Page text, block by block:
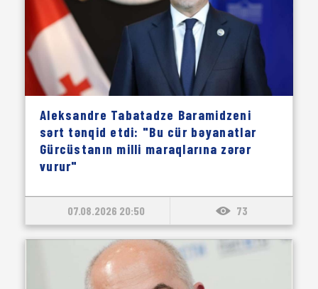
Aleksandre Tabatadze Baramidzeni
sərt tənqid etdi: "Bu cür bəyanatlar
Gürcüstanın milli maraqlarına zərər
vurur"
07.08.2026 20:50 73